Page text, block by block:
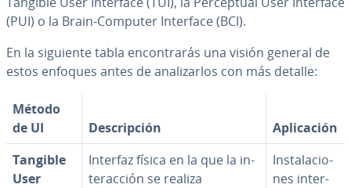
(PUI) o la Brain-Computer Interface (BCI).
En la siguiente tabla en­co­n­tra­rás una visión general de
estos enfoques antes de ana­li­zar­los con más detalle:
Método
de UI
De­s­cri­p­ción
Apli­ca­ción
Tangible
User
Interfaz física en la que la in­
ter­ac­ción se realiza
In­s­ta­la­cio­
nes in­ter­